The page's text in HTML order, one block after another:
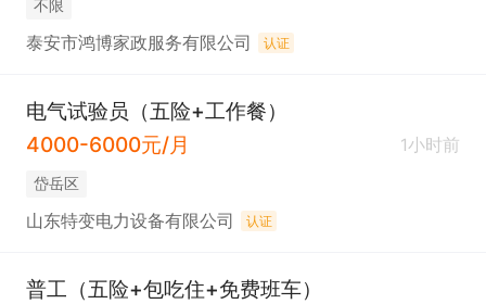
不限
泰安市鸿博家政服务有限公司 认证
电气试验员（五险+工作餐）
4000-6000元/月
1小时前
岱岳区
山东特变电力设备有限公司 认证
普工（五险+包吃住+免费班车）